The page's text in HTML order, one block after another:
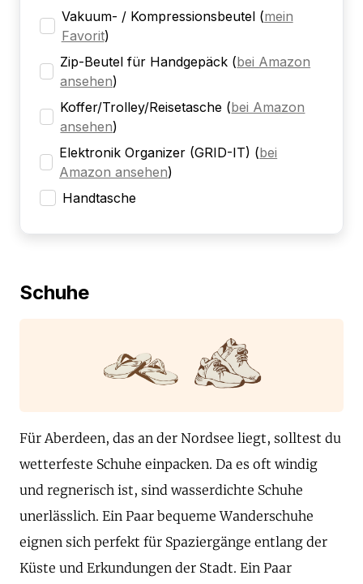
Vakuum- / Kompressionsbeutel (mein
Favorit)
Zip-Beutel für Handgepäck (bei Amazon
ansehen)
Koffer/Trolley/Reisetasche (bei Amazon
ansehen)
Elektronik Organizer (GRID-IT) (bei
Amazon ansehen)
Handtasche
Schuhe
Für Aberdeen, das an der Nordsee liegt, solltest du
wetterfeste Schuhe einpacken. Da es oft windig
und regnerisch ist, sind wasserdichte Schuhe
unerlässlich. Ein Paar bequeme Wanderschuhe
eignen sich perfekt für Spaziergänge entlang der
Küste und Erkundungen der Stadt. Ein Paar